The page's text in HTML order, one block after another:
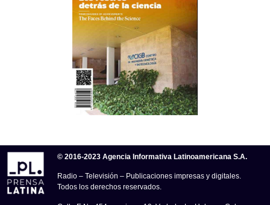
© 2016-2023 Agencia Informativa Latinoamericana S.A.
Radio – Televisión – Publicaciones impresas y digitales.
Todos los derechos reservados.